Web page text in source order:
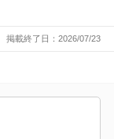
掲載終了日：2026/07/23